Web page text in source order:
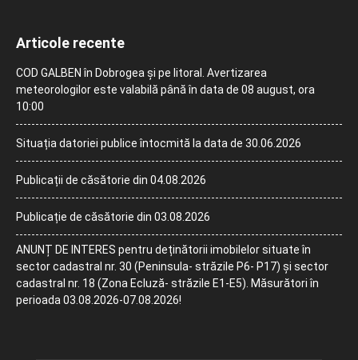
Articole recente
COD GALBEN în Dobrogea și pe litoral. Avertizarea
meteorologilor este valabilă până în data de 08 august, ora
10:00
Situația datoriei publice întocmită la data de 30.06.2026
Publicații de căsătorie din 04.08.2026
Publicație de căsătorie din 03.08.2026
ANUNȚ DE INTERES pentru deținătorii imobilelor situate în
sector cadastral nr. 30 (Peninsula- străzile P6- P17) și sector
cadastral nr. 18 (Zona Ecluză- străzile E1-E5). Măsurători în
perioada 03.08.2026-07.08.2026!